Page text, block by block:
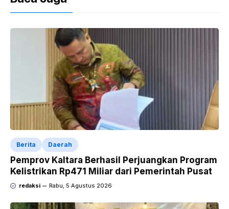
Berita Daerah
Pemprov Kaltara Berhasil Perjuangkan Program
Kelistrikan Rp471 Miliar dari Pemerintah Pusat
redaksi Rabu, 5 Agustus 2026